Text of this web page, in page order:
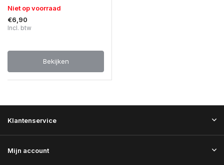
Niet op voorraad
€6,90
Incl. btw
Bekijken
Klantenservice
Mijn account